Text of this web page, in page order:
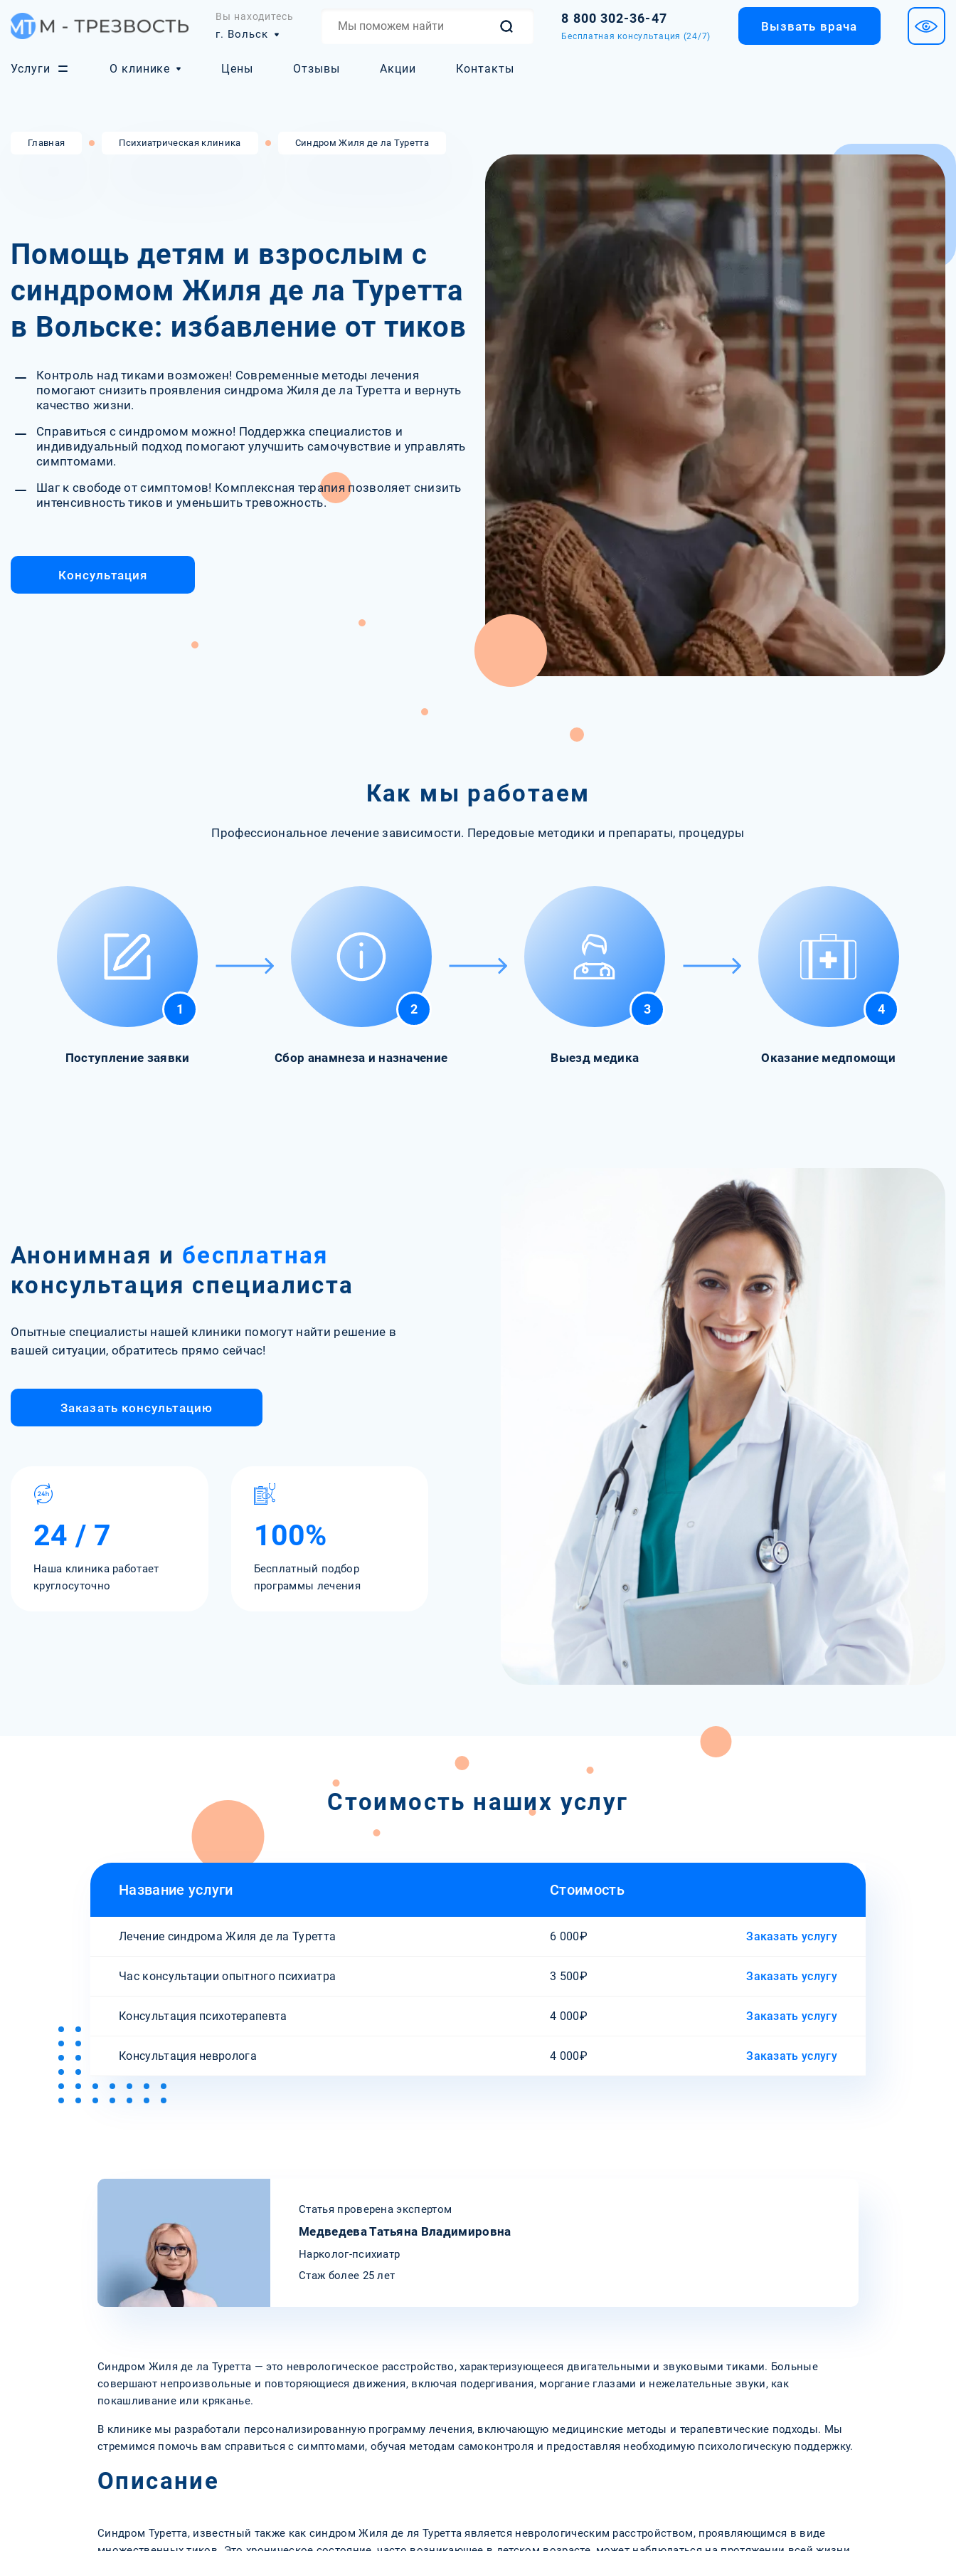
Вы находитесь
г. Вольск
8 800 302-36-47
Бесплатная консультация (24/7)
Вызвать врача
Услуги О клинике Цены Отзывы Акции Контакты
Главная Психиатрическая клиника Синдром Жиля де ла Туретта
Помощь детям и взрослым с
синдромом Жиля де ла Туретта
в Вольске: избавление от тиков
Контроль над тиками возможен! Современные методы лечения
помогают снизить проявления синдрома Жиля де ла Туретта и вернуть
качество жизни.
Справиться с синдромом можно! Поддержка специалистов и
индивидуальный подход помогают улучшить самочувствие и управлять
симптомами.
Шаг к свободе от симптомов! Комплексная терапия позволяет снизить
интенсивность тиков и уменьшить тревожность.
Консультация
Как мы работаем
Профессиональное лечение зависимости. Передовые методики и препараты, процедуры
1
Поступление заявки
2
Сбор анамнеза и назначение
3
Выезд медика
4
Оказание медпомощи
Анонимная и бесплатная
консультация специалиста
Опытные специалисты нашей клиники помогут найти решение в
вашей ситуации, обратитесь прямо сейчас!
Заказать консультацию
24 / 7
Наша клиника работает
круглосуточно
100%
Бесплатный подбор
программы лечения
Стоимость наших услуг
Название услуги Стоимость
Лечение синдрома Жиля де ла Туретта 6 000₽ Заказать услугу
Час консультации опытного психиатра 3 500₽ Заказать услугу
Консультация психотерапевта 4 000₽ Заказать услугу
Консультация невролога 4 000₽ Заказать услугу
Статья проверена экспертом
Медведева Татьяна Владимировна
Нарколог-психиатр
Стаж более 25 лет
Синдром Жиля де ла Туретта — это неврологическое расстройство, характеризующееся двигательными и звуковыми тиками. Больные
совершают непроизвольные и повторяющиеся движения, включая подергивания, моргание глазами и нежелательные звуки, как
покашливание или кряканье.
В клинике мы разработали персонализированную программу лечения, включающую медицинские методы и терапевтические подходы. Мы
стремимся помочь вам справиться с симптомами, обучая методам самоконтроля и предоставляя необходимую психологическую поддержку.
Описание
Синдром Туретта, известный также как синдром Жиля де ля Туретта является неврологическим расстройством, проявляющимся в виде